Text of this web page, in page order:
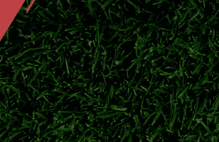
北京时间7月25日，波兰门将
联冠军，英超老牌门神正式挂靴。
官方官宣！纽卡斯尔联签下
北京时间7月24日，纽卡斯尔
容。